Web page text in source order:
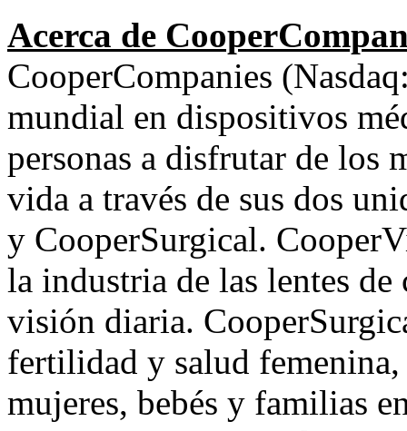
Acerca de
CooperCompanies
mundial en dispositivos
personas a disfrutar de los
vida a través de sus dos
y CooperSurgical.
la industria de las lentes
visión diaria.
fertilidad y salud
mujeres, bebés y familias